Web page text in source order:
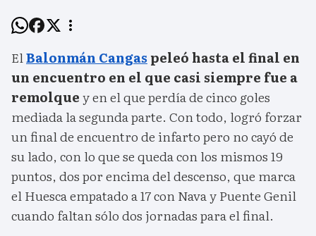
ElBalonmán Cangas peleó hasta el final en
un encuentro en el que casi siempre fue a
remolquey en el que perdía de cinco goles
mediada la segunda parte. Con todo, logró forzar
un final de encuentro de infarto pero no cayó de
su lado, con lo que se queda con los mismos 19
puntos, dos por encima del descenso, que marca
el Huesca empatado a 17 con Nava y Puente Genil
cuando faltan sólo dos jornadas para el final.